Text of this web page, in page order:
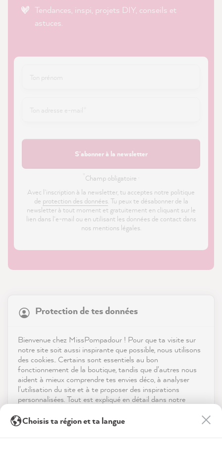
Tendances, inspi, projets DIY, conseils et
astuces.
S'abonner à la newsletter
Champ obligatoire ·
Avec l'inscription à la newsletter, tu acceptes notre politique
de protection des données. Tu peux te désabonner de la
newsletter à tout moment et gratuitement en cliquant sur le
lien dans l'e-mail ou en utilisant les données de contact dans
nos mentions légales.
Boutique
Service
Contact
Télécharger l'appli
Les médias sociaux
Protection de tes données
Bienvenue chez MissPompadour ! Pour que ta visite sur
notre site soit aussi inspirante que possible, nous utilisons
des cookies.. Certains sont essentiels au bon
fonctionnement de la boutique, tandis que d'autres nous
aident à mieux comprendre tes envies déco, à analyser
l'utilisation du site et à te proposer des inspirations
personnalisées. Tout est expliqué en détail dans notre
En cliquant sur « Tout accepter », tu nous autorises à
peaufiner ton expérience avec nous. Pas d'inquiétude, tu
reviews-io
Client vérifié
De belles couleurs, un excellent support...
Choisis ta région et ta langue